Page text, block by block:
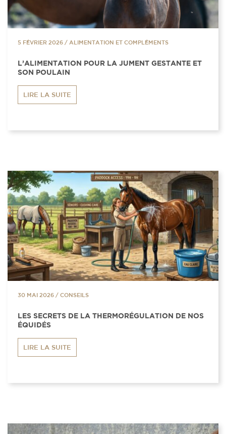
5 FÉVRIER 2026 / ALIMENTATION ET COMPLÉMENTS
L’ALIMENTATION POUR LA JUMENT GESTANTE ET
SON POULAIN
LIRE LA SUITE
30 MAI 2026 / CONSEILS
LES SECRETS DE LA THERMORÉGULATION DE NOS
ÉQUIDÉS
LIRE LA SUITE